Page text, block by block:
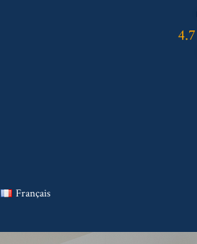
4.7
Français